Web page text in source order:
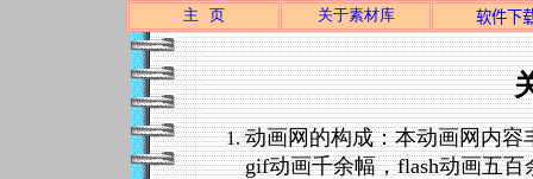
主 页 关于素材库 软件下
动画网的构成：本动画网内
gif动画千余幅，flash动画五